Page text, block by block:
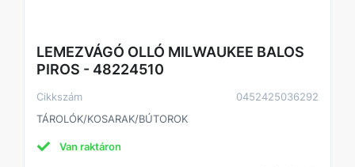
LEMEZVÁGÓ OLLÓ MILWAUKEE BALOS
PIROS - 48224510
Cikkszám
0452425036292
TÁROLÓK/KOSARAK/BÚTOROK
Van raktáron